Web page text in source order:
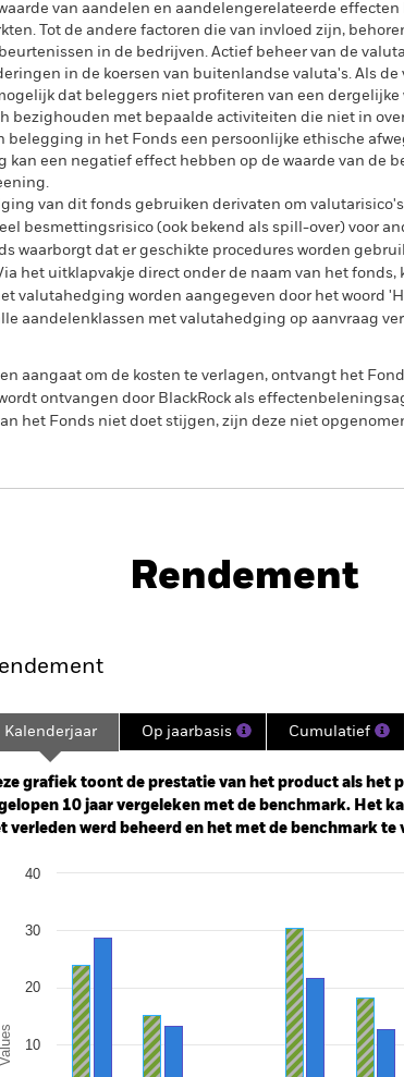
van aandelen en aandelengerelateerde
Tot de andere factoren die van invloed zijn,
in de bedrijven. Actief beheer van de
in de koersen van buitenlandse valuta's. Als
dat beleggers niet profiteren van een
bezighouden met bepaalde activiteiten die niet in
belegging in het Fonds een persoonlijke ethische
kan een negatief effect hebben op de waarde van de
van dit fonds gebruiken derivaten om
besmettingsrisico (ook bekend als spill-over) voor
waarborgt dat er geschikte procedures worden
het uitklapvakje direct onder de naam van het
valutahedging worden aangegeven door het woord
aandelenklassen met valutahedging op aanvraag
aangaat om de kosten te verlagen, ontvangt het
ontvangen door BlackRock als
het Fonds niet doet stijgen, zijn deze niet
Kerngegevens Managers
Rendement
2014-12-01 00:00:00 to 2026-07-31 00:00:00.
-200 to 400.
Kalenderjaar Op jaarbasis Cumulatief
grafiek toont de prestatie van het product als het
10 jaar vergeleken met de benchmark. Het
verleden werd beheerd en het met de benchmark te
chart with 2 data series.
Values 10
20
30
40